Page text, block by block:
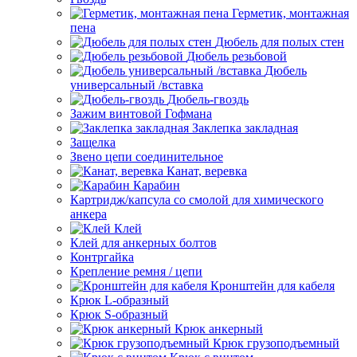
Герметик, монтажная
пена
Дюбель для полых стен
Дюбель резьбовой
Дюбель
универсальный /вставка
Дюбель-гвоздь
Зажим винтовой Гофмана
Заклепка закладная
Защелка
Звено цепи соединительное
Канат, веревка
Карабин
Картридж/капсула со смолой для химического
анкера
Клей
Клей для анкерных болтов
Контргайка
Крепление ремня / цепи
Кронштейн для кабеля
Крюк L-образный
Крюк S-образный
Крюк анкерный
Крюк грузоподъемный